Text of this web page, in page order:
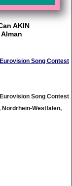
AKIN
Song Contest
Song Contest
Westfalen,